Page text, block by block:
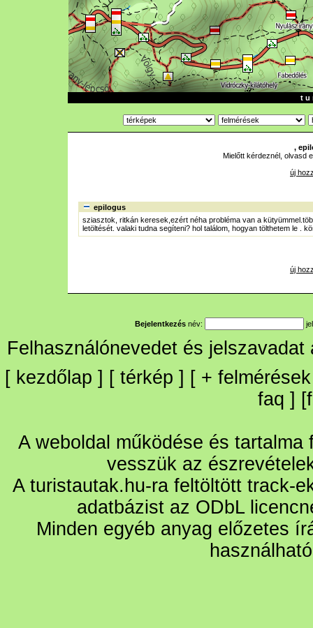
t u
,
Mielőtt kérdeznél, olvasd
új
epilogus
sziasztok, ritkán keresek,ezért néha probléma van a
letöltését. valaki tudna segíteni? hol találom, hogyan tölthetem le .
új
Bejelentkezés név:
Felhasználónevedet és
[ kezdőlap ] [ térkép ] [ + felmérések
faq ] [
A weboldal működése és
vesszük az
A turistautak.hu-ra feltöltött track-
adatbázist az ODbL
Minden egyéb anyag előzetes